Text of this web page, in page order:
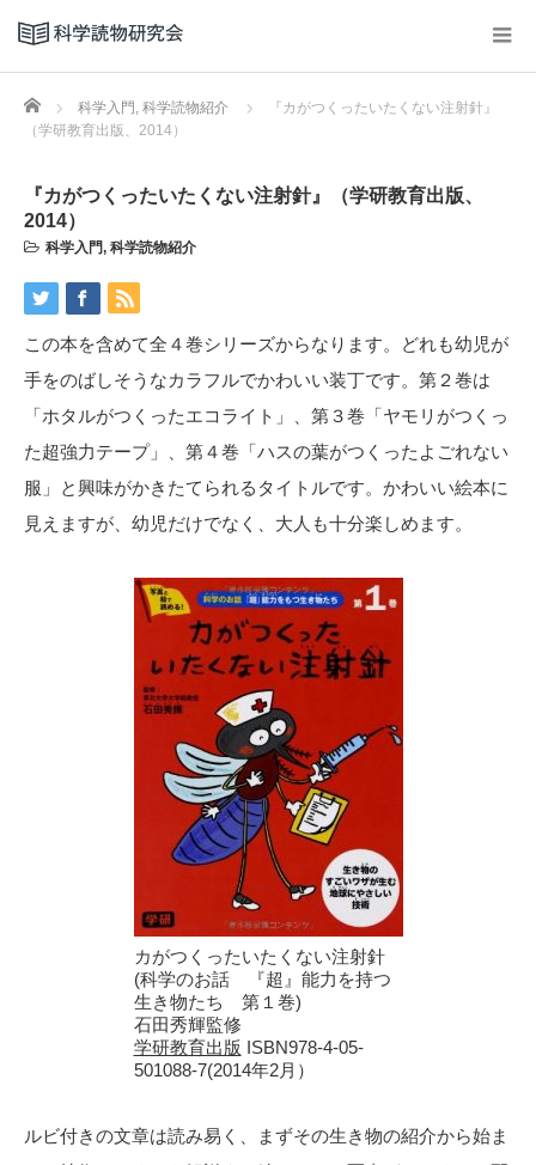
Home 科学入門 , 科学読物紹介
『カがつくったいたくない注射針』
（学研教育出版、2014）
『カがつくったいたくない注射針』（学研教育出版、
2014）
科学入門, 科学読物紹介
この本を含めて全４巻シリーズからなります。どれも幼児が
手をのばしそうなカラフルでかわいい装丁です。第２巻は
「ホタルがつくったエコライト」、第３巻「ヤモリがつくっ
た超強力テープ」、第４巻「ハスの葉がつくったよごれない
服」と興味がかきたてられるタイトルです。かわいい絵本に
見えますが、幼児だけでなく、大人も十分楽しめます。
カがつくったいたくない注射針
(科学のお話 『超』能力を持つ
生き物たち 第１巻)
石田秀輝監修
学研教育出版 ISBN978-4-05-
501088-7(2014年2月）
ルビ付きの文章は読み易く、まずその生き物の紹介から始ま